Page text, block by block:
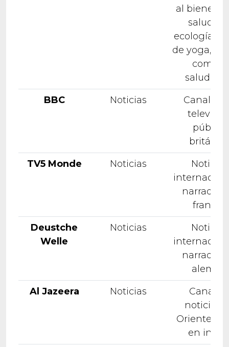
al
salud y
ecología:
de yoga,
comida
BBC
Noticias
Canal de
pública
TV5 Monde
Noticias
Noticias
narradas
francés
Deustche
Welle
Noticias
Noticias
narradas
alemán
Al Jazeera
Noticias
Canal
noticias
Oriente
en